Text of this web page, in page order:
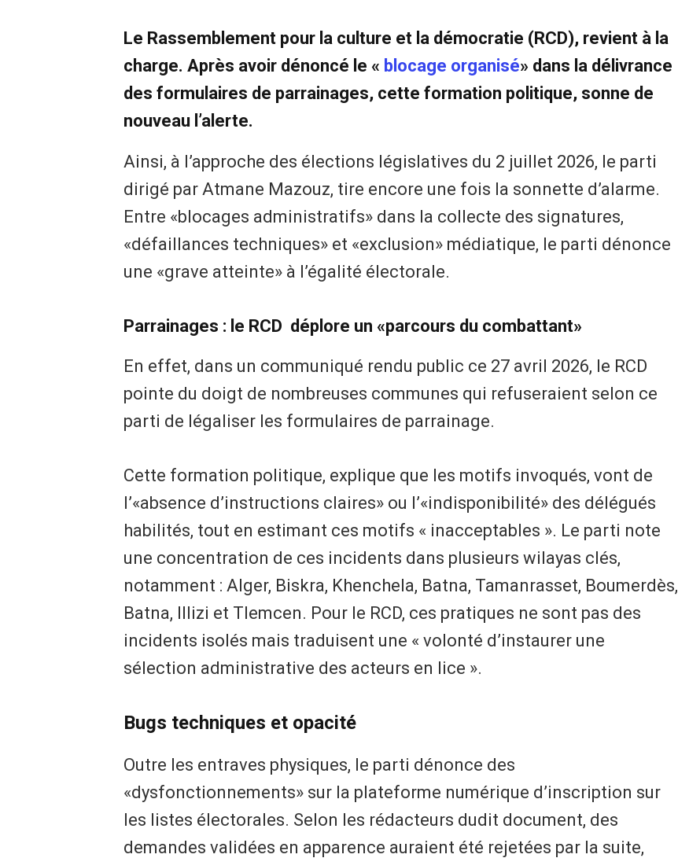
Le Rassemblement pour la culture et la démocratie (RCD), revient à la
charge. Après avoir dénoncé le « blocage organisé» dans la délivrance
des formulaires de parrainages, cette formation politique, sonne de
nouveau l’alerte.
Ainsi, à l’approche des élections législatives du 2 juillet 2026, le parti
dirigé par Atmane Mazouz, tire encore une fois la sonnette d’alarme.
Entre «blocages administratifs» dans la collecte des signatures,
«défaillances techniques» et «exclusion» médiatique, le parti dénonce
une «grave atteinte» à l’égalité électorale.
Parrainages : le RCD déplore un «parcours du combattant»
En effet, dans un communiqué rendu public ce 27 avril 2026, le RCD
pointe du doigt de nombreuses communes qui refuseraient selon ce
parti de légaliser les formulaires de parrainage.
Cette formation politique, explique que les motifs invoqués, vont de
l’«absence d’instructions claires» ou l’«indisponibilité» des délégués
habilités, tout en estimant ces motifs « inacceptables ». Le parti note
une concentration de ces incidents dans plusieurs wilayas clés,
notamment : Alger, Biskra, Khenchela, Batna, Tamanrasset, Boumerdès,
Batna, Illizi et Tlemcen. Pour le RCD, ces pratiques ne sont pas des
incidents isolés mais traduisent une « volonté d’instaurer une
sélection administrative des acteurs en lice ».
Bugs techniques et opacité
Outre les entraves physiques, le parti dénonce des
«dysfonctionnements» sur la plateforme numérique d’inscription sur
les listes électorales. Selon les rédacteurs dudit document, des
demandes validées en apparence auraient été rejetées par la suite,